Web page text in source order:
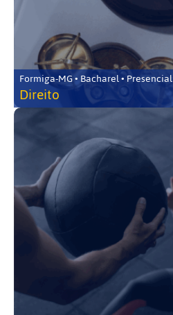
Formiga-MG • Bacharel • Presencial
Direito